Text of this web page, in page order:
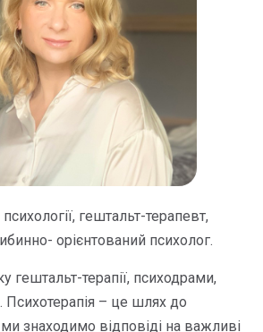
гештальт-терапевт,
орієнтований психолог.
терапії, психодрами,
– це шлях до
знаходимо відповіді на важливі